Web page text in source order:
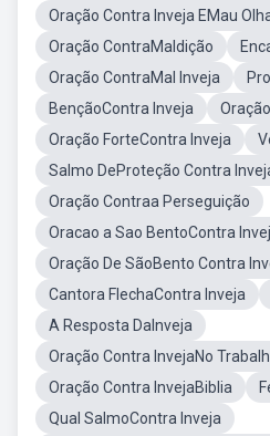
Oração Contra Inveja EMau
Oração ContraMaldição
Oração ContraMal Inveja
BençãoContra Inveja
Oração ForteContra Inveja
Salmo DeProteção Contra
Oração Contraa Perseguição
Oracao a Sao BentoContra
Oração De SãoBento Contra
Cantora FlechaContra Inveja
A Resposta DaInveja
Oração Contra InvejaNo
Oração Contra InvejaBiblia
Qual SalmoContra Inveja